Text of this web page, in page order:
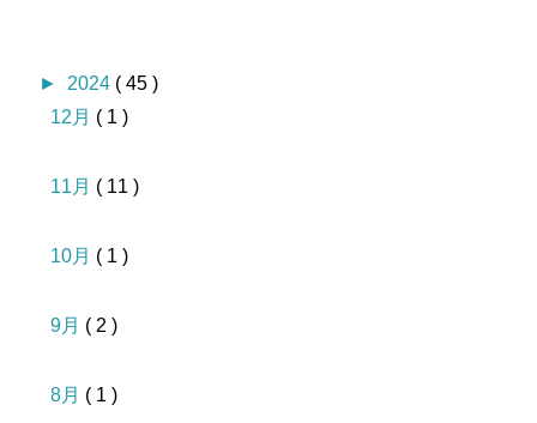
► 2024 ( 45 )
12月 ( 1 )
11月 ( 11 )
10月 ( 1 )
9月 ( 2 )
8月 ( 1 )